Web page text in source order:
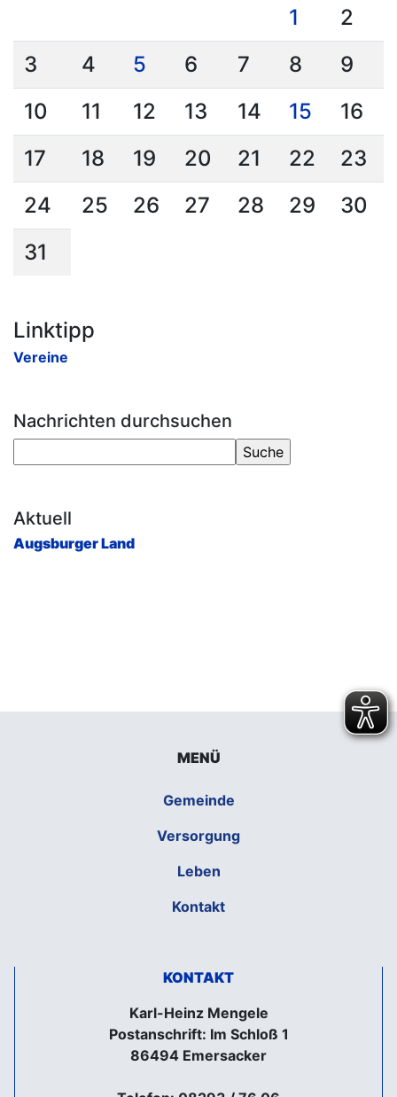
1
2
3
4 5 6 7 8
9
10
11 12 13 14 15
16
17
18 19 20 21 22
23
24
25 26 27 28 29
30
31
Linktipp
Vereine
Nachrichten durchsuchen
Aktuell
Augsburger Land
MENÜ
Gemeinde
Versorgung
Leben
Kontakt
KONTAKT
Karl-Heinz Mengele
Postanschrift: Im Schloß 1
86494 Emersacker